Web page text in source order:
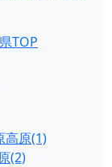
TOP
高原(1)
(2)